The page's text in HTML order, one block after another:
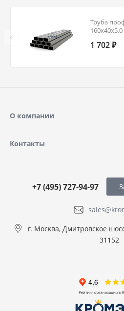
Труба
1 702 ₽
О компании
Контакты
+7 (495) 727-94-97
г. Москва, Дмитровское
31152